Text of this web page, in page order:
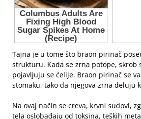
Tajna je u tome što braon pirinač
strukturu. Kada se zrna potope, skrob
pojavljuju se ćelije. Braon pirinač se
stomaku, tako da njegova zrna deluju
Na ovaj način se creva, krvni sudovi,
tela oslobađaju od toksina, teških